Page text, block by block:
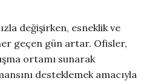
değişirken, esneklik ve
geçen gün artar. Ofisler,
ortamı sunarak
desteklemek amacıyla